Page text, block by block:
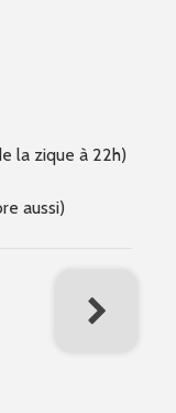
la zique à 22h)
aussi)